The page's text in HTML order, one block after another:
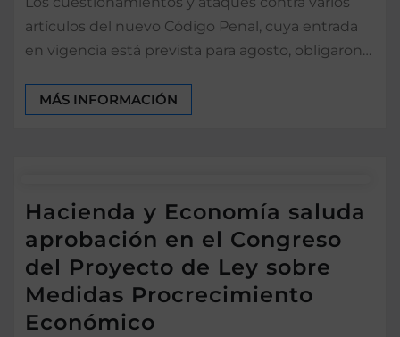
artículos del nuevo Código Penal, cuya entrada
en vigencia está prevista para agosto, obligaron…
MÁS INFORMACIÓN
Hacienda y Economía saluda
aprobación en el Congreso
del Proyecto de Ley sobre
Medidas Procrecimiento
Económico